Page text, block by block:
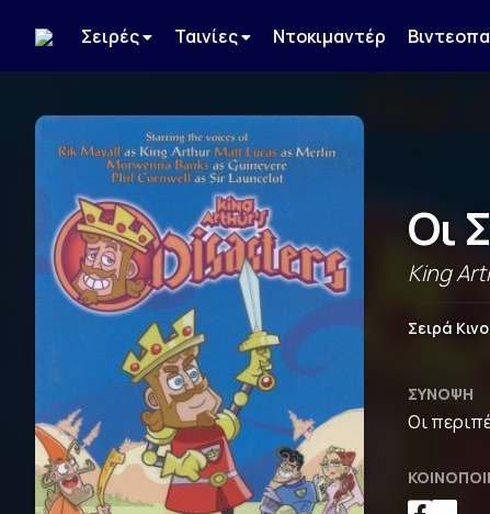
Σειρές Ταινίες Ντοκιμαντέρ
Οι
King
Σειρά
ΣΎΝΟΨΗ
Οι